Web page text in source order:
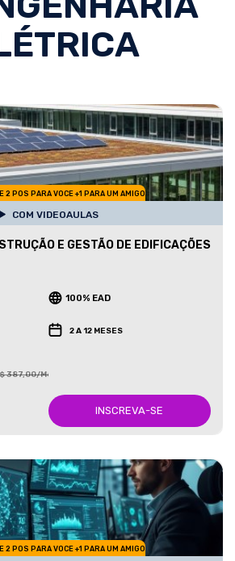
2 POS PARA VOCE +1 PARA UM AMIGO
COM VIDEOAULAS
E GESTÃO DE EDIFICAÇÕES
100% EAD
2 A 12 MESES
387,00/Mês
INSCREVA-SE
2 POS PARA VOCE +1 PARA UM AMIGO